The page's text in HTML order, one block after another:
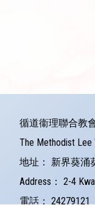
循道衞理聯合教
The Methodist Lee
地址：
新界葵涌
Address： 2-4
電話： 24279121